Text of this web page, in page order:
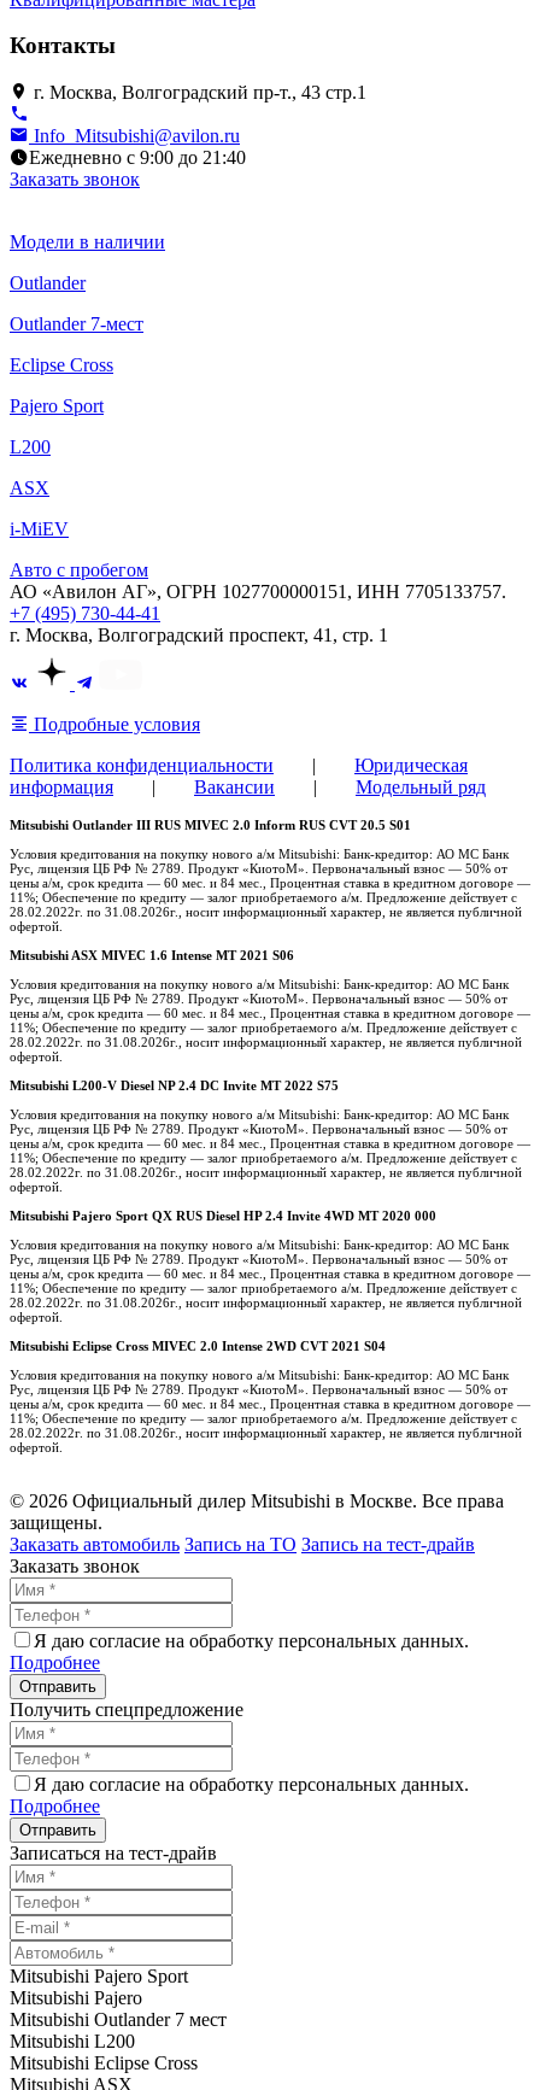
Контакты
г. Москва, Волгоградский пр-т., 43 стр.1
Info_Mitsubishi@avilon.ru
Ежедневно с 9:00 до 21:40
Заказать звонок
Модели в наличии
Outlander
Outlander 7-мест
Eclipse Cross
Pajero Sport
L200
ASX
i-MiEV
Авто с пробегом
АО «Авилон АГ», ОГРН 1027700000151, ИНН 7705133757.
+7 (495) 730-44-41
г. Москва, Волгоградский проспект, 41, стр. 1
Подробные условия
Политика конфиденциальности | Юридическая
информация | Вакансии | Модельный ряд
Mitsubishi Outlander III RUS MIVEC 2.0 Inform RUS CVT 20.5 S01
Условия кредитования на покупку нового а/м Mitsubishi: Банк-кредитор: АО МС Банк
Рус, лицензия ЦБ РФ № 2789. Продукт «КиотоМ». Первоначальный взнос — 50% от
цены а/м, срок кредита — 60 мес. и 84 мес., Процентная ставка в кредитном договоре —
11%; Обеспечение по кредиту — залог приобретаемого а/м. Предложение действует с
28.02.2022г. по 31.08.2026г., носит информационный характер, не является публичной
офертой.
Mitsubishi ASX MIVEC 1.6 Intense MT 2021 S06
Условия кредитования на покупку нового а/м Mitsubishi: Банк-кредитор: АО МС Банк
Рус, лицензия ЦБ РФ № 2789. Продукт «КиотоМ». Первоначальный взнос — 50% от
цены а/м, срок кредита — 60 мес. и 84 мес., Процентная ставка в кредитном договоре —
11%; Обеспечение по кредиту — залог приобретаемого а/м. Предложение действует с
28.02.2022г. по 31.08.2026г., носит информационный характер, не является публичной
офертой.
Mitsubishi L200-V Diesel NP 2.4 DC Invite MT 2022 S75
Условия кредитования на покупку нового а/м Mitsubishi: Банк-кредитор: АО МС Банк
Рус, лицензия ЦБ РФ № 2789. Продукт «КиотоМ». Первоначальный взнос — 50% от
цены а/м, срок кредита — 60 мес. и 84 мес., Процентная ставка в кредитном договоре —
11%; Обеспечение по кредиту — залог приобретаемого а/м. Предложение действует с
28.02.2022г. по 31.08.2026г., носит информационный характер, не является публичной
офертой.
Mitsubishi Pajero Sport QX RUS Diesel HP 2.4 Invite 4WD MT 2020 000
Условия кредитования на покупку нового а/м Mitsubishi: Банк-кредитор: АО МС Банк
Рус, лицензия ЦБ РФ № 2789. Продукт «КиотоМ». Первоначальный взнос — 50% от
цены а/м, срок кредита — 60 мес. и 84 мес., Процентная ставка в кредитном договоре —
11%; Обеспечение по кредиту — залог приобретаемого а/м. Предложение действует с
28.02.2022г. по 31.08.2026г., носит информационный характер, не является публичной
офертой.
Mitsubishi Eclipse Cross MIVEC 2.0 Intense 2WD CVT 2021 S04
Условия кредитования на покупку нового а/м Mitsubishi: Банк-кредитор: АО МС Банк
Рус, лицензия ЦБ РФ № 2789. Продукт «КиотоМ». Первоначальный взнос — 50% от
цены а/м, срок кредита — 60 мес. и 84 мес., Процентная ставка в кредитном договоре —
11%; Обеспечение по кредиту — залог приобретаемого а/м. Предложение действует с
28.02.2022г. по 31.08.2026г., носит информационный характер, не является публичной
офертой.
© 2026 Официальный дилер Mitsubishi в Москве. Все права
защищены.
Заказать автомобиль Запись на ТО Запись на тест-драйв
Заказать звонок
Я даю согласие на обработку персональных данных.
Подробнее
Получить спецпредложение
Я даю согласие на обработку персональных данных.
Подробнее
Записаться на тест-драйв
Mitsubishi Pajero Sport
Mitsubishi Pajero
Mitsubishi Outlander 7 мест
Mitsubishi L200
Mitsubishi Eclipse Cross
Mitsubishi ASX